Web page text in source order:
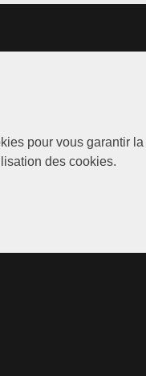
pour vous garantir
des cookies.